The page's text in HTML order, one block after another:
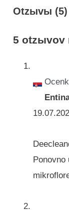
Otzыvы (5)
5 otzыvov
Ponovno